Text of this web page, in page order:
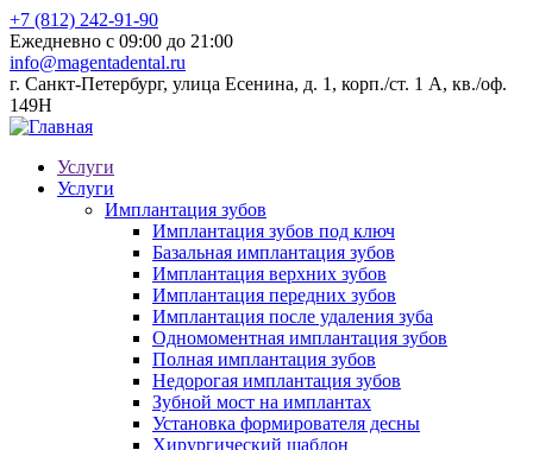
+7 (812) 242-91-90
Ежедневно с 09:00 до 21:00
info@magentadental.ru
г. Санкт-Петербург, улица Есенина, д. 1, корп./ст. 1 А, кв./оф.
149Н
Услуги
Услуги
Имплантация зубов
Имплантация зубов под ключ
Базальная имплантация зубов
Имплантация верхних зубов
Имплантация передних зубов
Имплантация после удаления зуба
Одномоментная имплантация зубов
Полная имплантация зубов
Недорогая имплантация зубов
Зубной мост на имплантах
Установка формирователя десны
Хирургический шаблон